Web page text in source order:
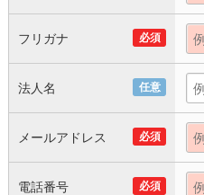
必須
フリガナ
任意
法人名
必須
メールアドレス
必須
電話番号